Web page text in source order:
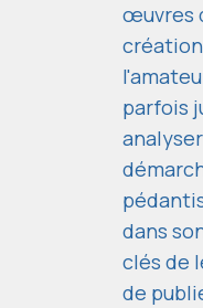
œuvres
parfois
dans
clés de
de